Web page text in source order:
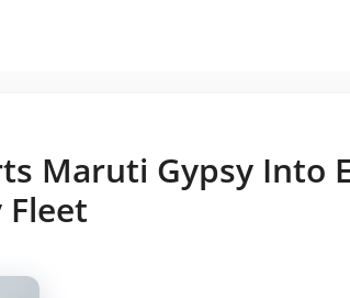
Maruti Gypsy Into